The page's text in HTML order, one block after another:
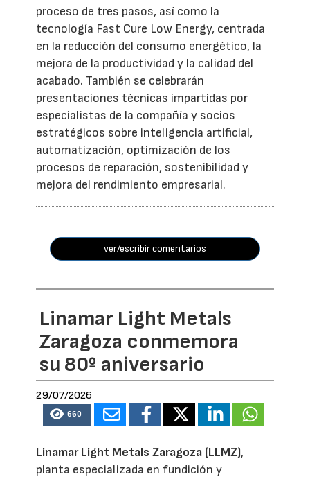
proceso de tres pasos, así como la
tecnología Fast Cure Low Energy, centrada
en la reducción del consumo energético, la
mejora de la productividad y la calidad del
acabado. También se celebrarán
presentaciones técnicas impartidas por
especialistas de la compañía y socios
estratégicos sobre inteligencia artificial,
automatización, optimización de los
procesos de reparación, sostenibilidad y
mejora del rendimiento empresarial.
ver/escribir comentarios
Linamar Light Metals
Zaragoza conmemora
su 80º aniversario
29/07/2026
660
Linamar Light Metals Zaragoza (LLMZ),
planta especializada en fundición y